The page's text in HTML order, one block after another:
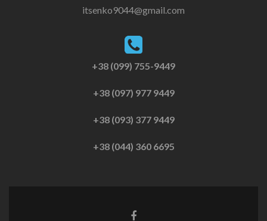
itsenko9044@gmail.com
+38 (099) 755-9449
+38 (097) 977 9449
+38 (093) 377 9449
+38 (044) 360 6695